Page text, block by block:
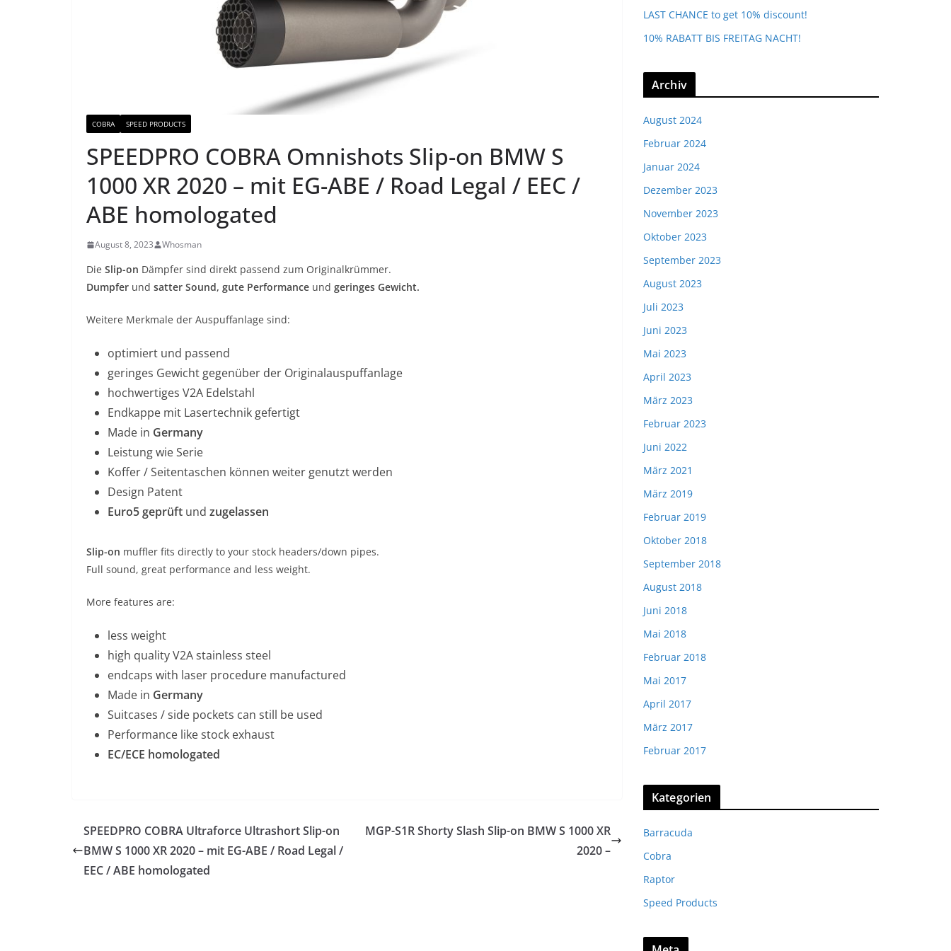
COBRA SPEED PRODUCTS
SPEEDPRO COBRA Omnishots Slip-on BMW S
1000 XR 2020 – mit EG-ABE / Road Legal / EEC /
ABE homologated
August 8, 2023 Whosman
Die Slip-on Dämpfer sind direkt passend zum Originalkrümmer.
Dumpfer und satter Sound, gute Performance und geringes Gewicht.
Weitere Merkmale der Auspuffanlage sind:
optimiert und passend
geringes Gewicht gegenüber der Originalauspuffanlage
hochwertiges V2A Edelstahl
Endkappe mit Lasertechnik gefertigt
Made in Germany
Leistung wie Serie
Koffer / Seitentaschen können weiter genutzt werden
Design Patent
Euro5 geprüft und zugelassen
Slip-on muffler fits directly to your stock headers/down pipes.
Full sound, great performance and less weight.
More features are:
less weight
high quality V2A stainless steel
endcaps with laser procedure manufactured
Made in Germany
Suitcases / side pockets can still be used
Performance like stock exhaust
EC/ECE homologated
SPEEDPRO COBRA Ultraforce Ultrashort Slip-on
BMW S 1000 XR 2020 – mit EG-ABE / Road Legal /
EEC / ABE homologated
MGP-S1R Shorty Slash Slip-on BMW S 1000 XR
2020 –
LAST CHANCE to get 10% discount!
10% RABATT BIS FREITAG NACHT!
Archiv
August 2024
Februar 2024
Januar 2024
Dezember 2023
November 2023
Oktober 2023
September 2023
August 2023
Juli 2023
Juni 2023
Mai 2023
April 2023
März 2023
Februar 2023
Juni 2022
März 2021
März 2019
Februar 2019
Oktober 2018
September 2018
August 2018
Juni 2018
Mai 2018
Februar 2018
Mai 2017
April 2017
März 2017
Februar 2017
Kategorien
Barracuda
Cobra
Raptor
Speed Products